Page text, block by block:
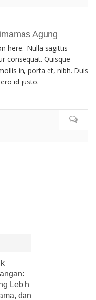
Agung
here.. Nulla sagittis
consequat. Quisque
in, porta et, nibh. Duis
id justo.
Lebih
dan